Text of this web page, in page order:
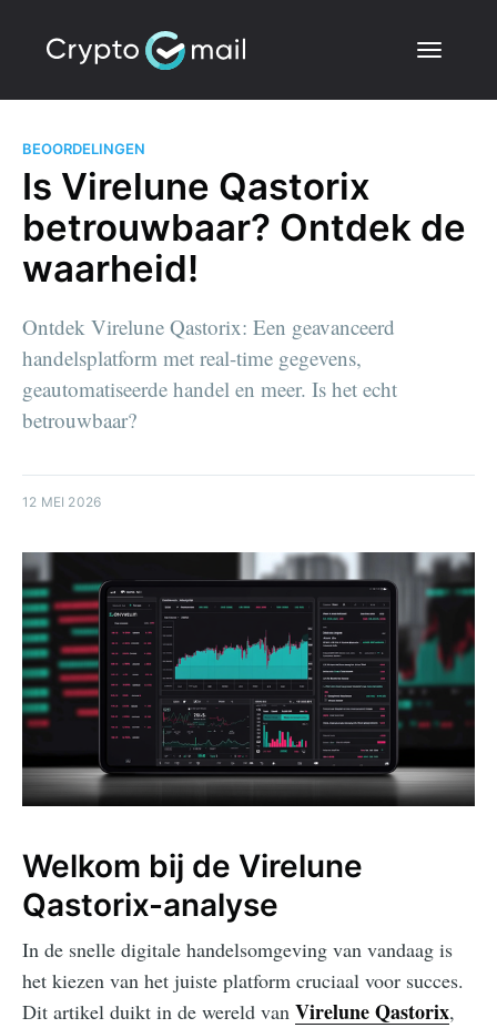
BEOORDELINGEN
Is Virelune Qastorix
betrouwbaar? Ontdek de
waarheid!
Ontdek Virelune Qastorix: Een geavanceerd
handelsplatform met real-time gegevens,
geautomatiseerde handel en meer. Is het echt
betrouwbaar?
12 MEI 2026
Welkom bij de Virelune
Qastorix-analyse
In de snelle digitale handelsomgeving van vandaag is
het kiezen van het juiste platform cruciaal voor succes.
Dit artikel duikt in de wereld van Virelune Qastorix,